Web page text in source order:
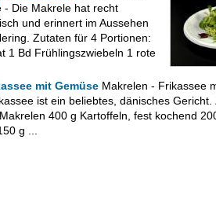
- Die Makrele hat recht
und erinnert im Aussehen
Zutaten für 4 Portionen:
1 Bd Frühlingszwiebeln 1 rote
mit Gemüse Makrelen - Frikassee
ist ein beliebtes, dänisches Gericht.
400 g Kartoffeln, fest kochend
g ...